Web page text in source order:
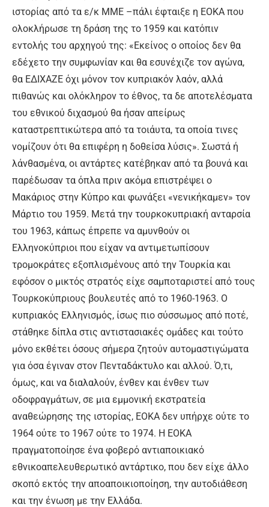
ιστορίας από τα ε/κ ΜΜΕ –πάλι έφταιξε η ΕΟΚΑ που
ολοκλήρωσε τη δράση της το 1959 και κατόπιν
εντολής του αρχηγού της: «Εκείνος ο οποίος δεν θα
εδέχετο την συμφωνίαν και θα εσυνέχιζε τον αγώνα,
θα ΕΔΙΧΑΖΕ όχι μόνον τον κυπριακόν λαόν, αλλά
πιθανώς και ολόκληρον το έθνος, τα δε αποτελέσματα
του εθνικού διχασμού θα ήσαν απείρως
καταστρεπτικώτερα από τα τοιάυτα, τα οποία τινες
νομίζουν ότι θα επιφέρη η δοθείσα λύσις». Σωστά ή
λάνθασμένα, οι αντάρτες κατέβηκαν από τα βουνά και
παρέδωσαν τα όπλα πριν ακόμα επιστρέψει ο
Μακάριος στην Κύπρο και φωνάξει «νενικήκαμεν» τον
Μάρτιο του 1959. Μετά την τουρκοκυπριακή ανταρσία
του 1963, κάπως έπρεπε να αμυνθούν οι
Ελληνοκύπριοι που είχαν να αντιμετωπίσουν
τρομοκράτες εξοπλισμένους από την Τουρκία και
εφόσον ο μικτός στρατός είχε σαμποταριστεί από τους
Τουρκοκύπριους βουλευτές από το 1960-1963. Ο
κυπριακός Ελληνισμός, ίσως πιο σύσσωμος από ποτέ,
στάθηκε δίπλα στις αντιστασιακές ομάδες και τούτο
μόνο εκθέτει όσους σήμερα ζητούν αυτομαστιγώματα
για όσα έγιναν στον Πενταδάκτυλο και αλλού. Ό,τι,
όμως, και να διαλαλούν, ένθεν και ένθεν των
οδοφραγμάτων, σε μια εμμονική εκστρατεία
αναθεώρησης της ιστορίας, ΕΟΚΑ δεν υπήρχε ούτε το
1964 ούτε το 1967 ούτε το 1974. Η ΕΟΚΑ
πραγματοποίησε ένα φοβερό αντιαποικιακό
εθνικοαπελευθερωτικό αντάρτικο, που δεν είχε άλλο
σκοπό εκτός την αποαποικιοποίηση, την αυτοδιάθεση
και την ένωση με την Ελλάδα.